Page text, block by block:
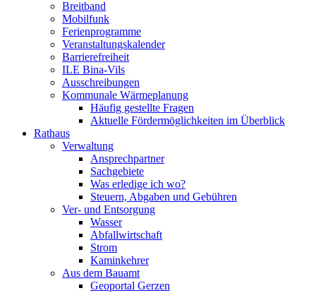
Breitband
Mobilfunk
Ferienprogramme
Veranstaltungskalender
Barrierefreiheit
ILE Bina-Vils
Ausschreibungen
Kommunale Wärmeplanung
Häufig gestellte Fragen
Aktuelle Fördermöglichkeiten im Überblick
Rathaus
Verwaltung
Ansprechpartner
Sachgebiete
Was erledige ich wo?
Steuern, Abgaben und Gebühren
Ver- und Entsorgung
Wasser
Abfallwirtschaft
Strom
Kaminkehrer
Aus dem Bauamt
Geoportal Gerzen